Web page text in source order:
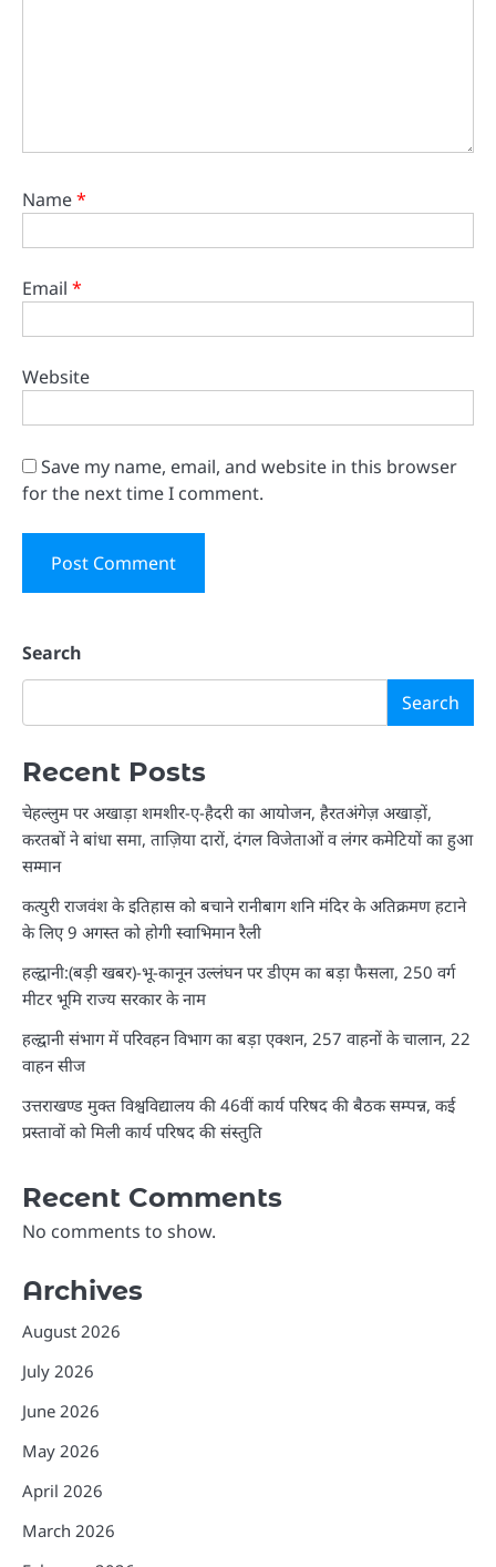
Name*
Email *
Website
Save my name, email, and website in this browser
for the next time I comment.
Search
Search
Recent Posts
चेहल्लुम पर अखाड़ा शमशीर-ए-हैदरी का आयोजन, हैरतअंगेज़ अखाड़ों,
करतबों ने बांधा समा, ताज़िया दारों, दंगल विजेताओं व लंगर कमेटियों का हुआ
सम्मान
कत्युरी राजवंश के इतिहास को बचाने रानीबाग शनि मंदिर के अतिक्रमण हटाने
के लिए 9 अगस्त को होगी स्वाभिमान रैली
हल्द्वानी:(बड़ी खबर)-भू-कानून उल्लंघन पर डीएम का बड़ा फैसला, 250 वर्ग
मीटर भूमि राज्य सरकार के नाम
हल्द्वानी संभाग में परिवहन विभाग का बड़ा एक्शन, 257 वाहनों के चालान, 22
वाहन सीज
उत्तराखण्ड मुक्त विश्वविद्यालय की 46वीं कार्य परिषद की बैठक सम्पन्न, कई
प्रस्तावों को मिली कार्य परिषद की संस्तुति
Recent Comments
No comments to show.
Archives
August 2026
July 2026
June 2026
May 2026
April 2026
March 2026